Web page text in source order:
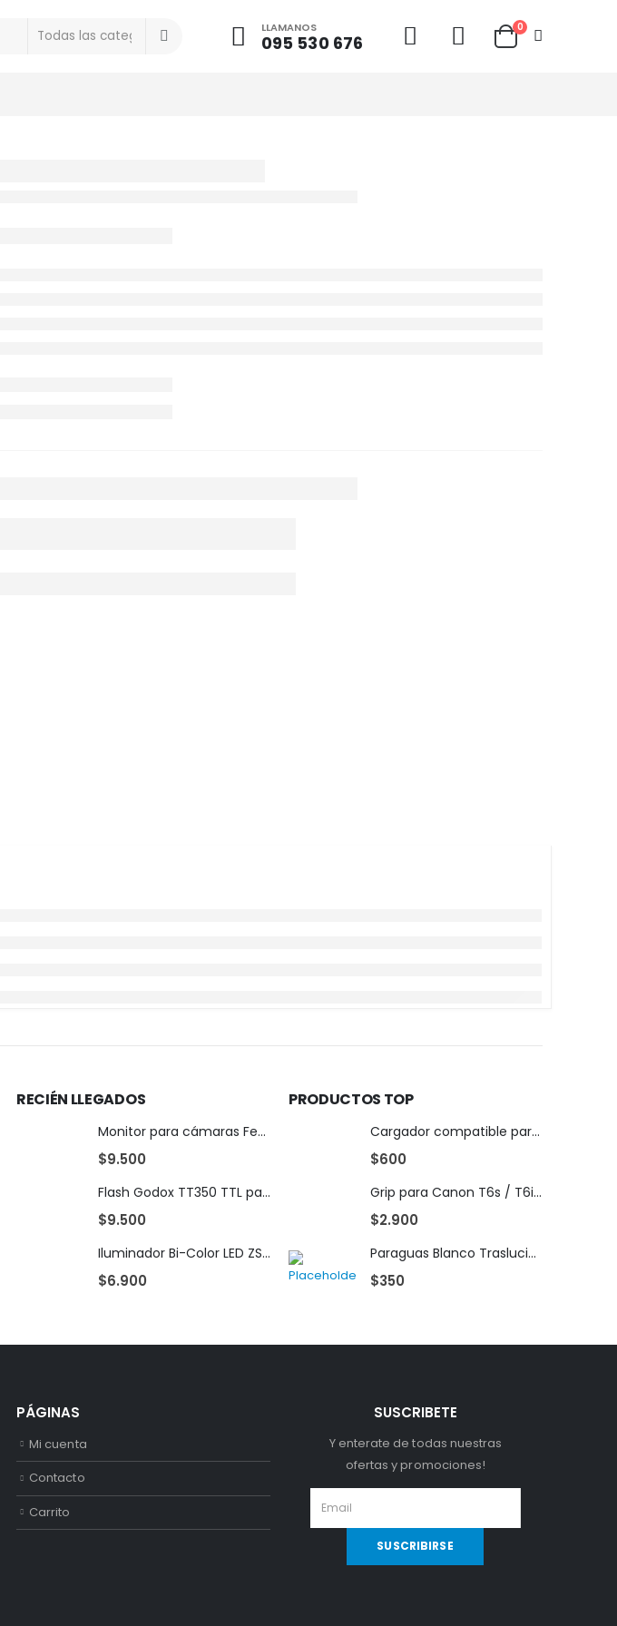
LLAMANOS
095 530 676
0
RECIÉN LLEGADOS
Monitor para cámaras Feellworld FW759
$9.500
Flash Godox TT350 TTL para Nikon
$9.500
Iluminador Bi-Color LED ZSYB 120B
$6.900
PRODUCTOS TOP
Cargador compatible para Baterias Sony Serie NP-F..
$600
Grip para Canon T6s / T6i / 760D / 750D / X8i
$2.900
Paraguas Blanco Traslucido 83 cm de Diametro
$350
PÁGINAS
Mi cuenta
Contacto
Carrito
SUSCRIBETE
Y enterate de todas nuestras
ofertas y promociones!